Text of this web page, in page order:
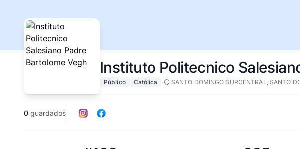
Instituto Politecnico
Público
Católica · SANTO DOMINGO SURCENTRAL, SANTO
0 guardados